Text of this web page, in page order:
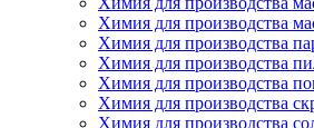
Химия для производства
Химия для производства
Химия для производства
Химия для производства
Химия для производства
Химия для производства